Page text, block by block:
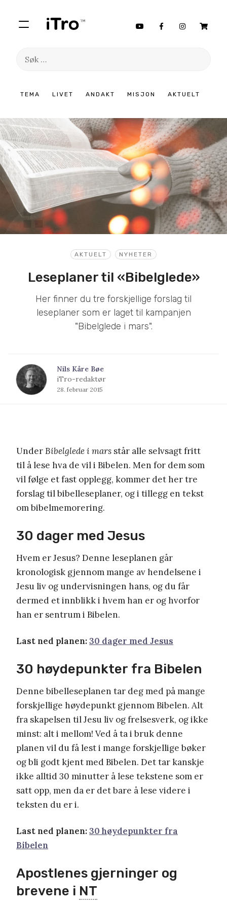
TEMA LIVET ANDAKT MISJON AKTUELT
Søk
innhold
AKTUELT NYHETER
Leseplaner til «Bibelglede»
Her finner du tre forskjellige forslag til
leseplaner som er laget til kampanjen
"Bibelglede i mars".
Nils Kåre Bøe
iTro-redaktør
28. februar 2015
UnderBibelglede i mars står alle selvsagt fritt
til å lese hva de vil i Bibelen. Men for dem som
vil følge et fast opplegg, kommer det her tre
forslag til bibelleseplaner, og i tillegg en tekst
om bibelmemorering.
30 dager med Jesus
Hvem er Jesus? Denne leseplanen går
kronologisk gjennom mange av hendelsene i
Jesu liv og undervisningen hans, og du får
dermed et innblikk i hvem han er og hvorfor
han er sentrum i Bibelen.
Last ned planen:30 dager med Jesus
30 høydepunkter fra Bibelen
Denne bibelleseplanen tar deg med på mange
forskjellige høydepunkt gjennom Bibelen. Alt
fra skapelsen til Jesu liv og frelsesverk, og ikke
minst: alt i mellom! Ved å ta i bruk denne
planen vil du få lest i mange forskjellige bøker
og bli godt kjent med Bibelen. Det tar kanskje
ikke alltid 30 minutter å lese tekstene som er
satt opp, men da er det bare å lese videre i
teksten du er i.
Last ned planen:30 høydepunkter fra
Bibelen
Apostlenes gjerninger og
brevene i NT